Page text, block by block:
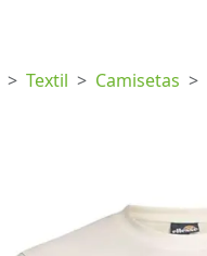
Textil Camisetas